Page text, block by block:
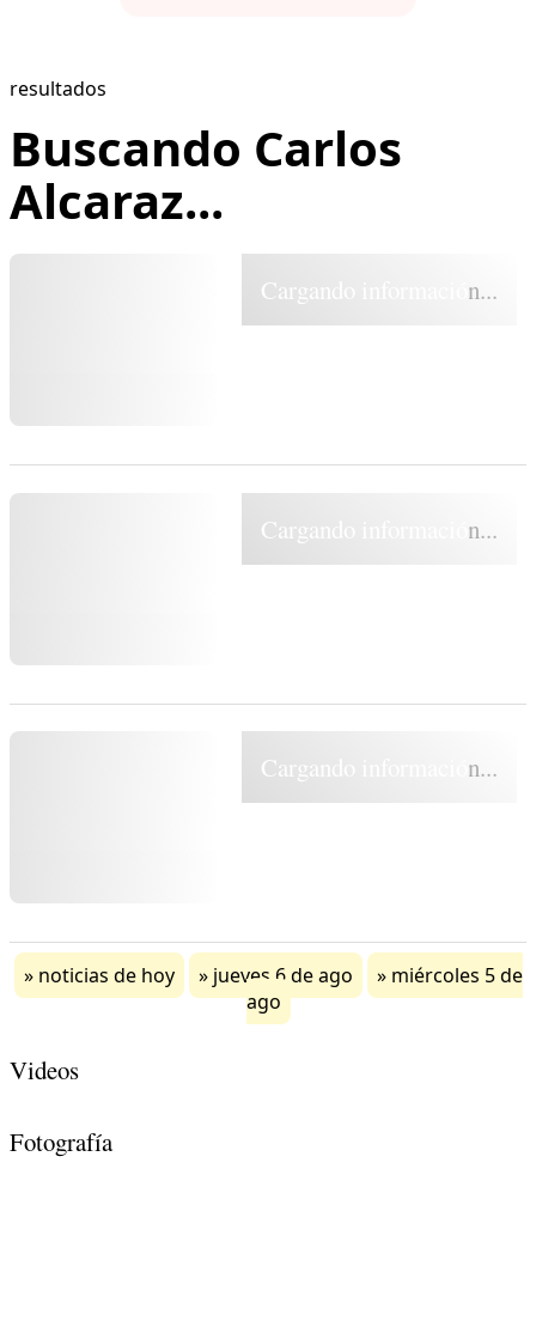
resultados
Buscando Carlos
Alcaraz...
Cargando información...
Cargando información...
Cargando información...
noticias de hoy jueves 6 de ago
miércoles 5 de
ago
Videos
Fotografía